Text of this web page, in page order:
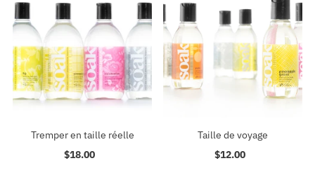
Alphabétique, de A à Z
Alphabétique, de Z à A
Prix: faible à élevé
Prix: élevé à faible
Date, de la plus ancienne à la
plus ancienne
Tremper en taille réelle
Prix
$18.00
Taille de voyage
Prix
$12.00